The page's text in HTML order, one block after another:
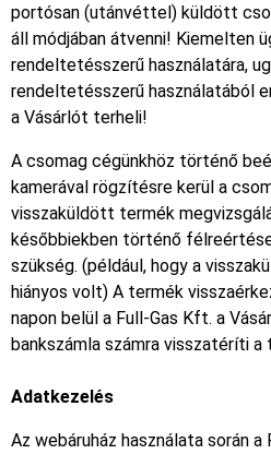
portósan (utánvéttel) küldött
áll módjában átvenni! Kiemelten
rendeltetésszerű használatára,
rendeltetésszerű használatából
a Vásárlót terheli!
A csomag cégünkhöz történő
kamerával rögzítésre kerül a
visszaküldött termék
későbbiekben történő
szükség. (például, hogy a
hiányos volt) A termék
napon belül a Full-Gas Kft. a
bankszámla számra visszatéríti
Adatkezelés
Az webáruház használata során